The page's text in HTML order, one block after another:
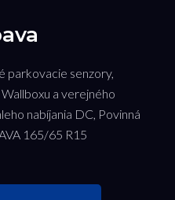
parkovacie senzory,
a verejného
nabíjania DC, Povinná
165/65 R15